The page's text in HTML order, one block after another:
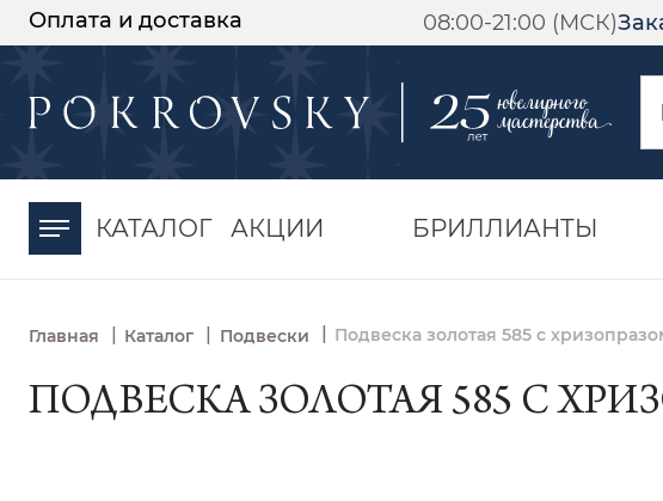
Оплата и доставка 08:00-21:00 (МСК)
КАТАЛОГ АКЦИИ БРИЛЛИАНТЫ
Главная | Каталог | Подвески Подвеска золотая 585 с
ПОДВЕСКА ЗОЛОТАЯ 585 С
-30%
момента оплаты